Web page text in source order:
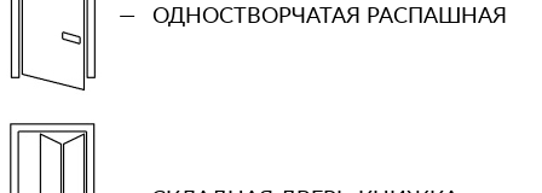
— ОДНОСТВОРЧАТАЯ РАСПАШНАЯ